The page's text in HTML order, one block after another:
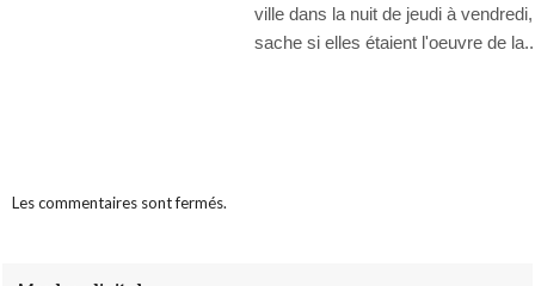
ville dans la nuit de jeudi à
sache si elles étaient l'oeuvre de
Les commentaires sont fermés.